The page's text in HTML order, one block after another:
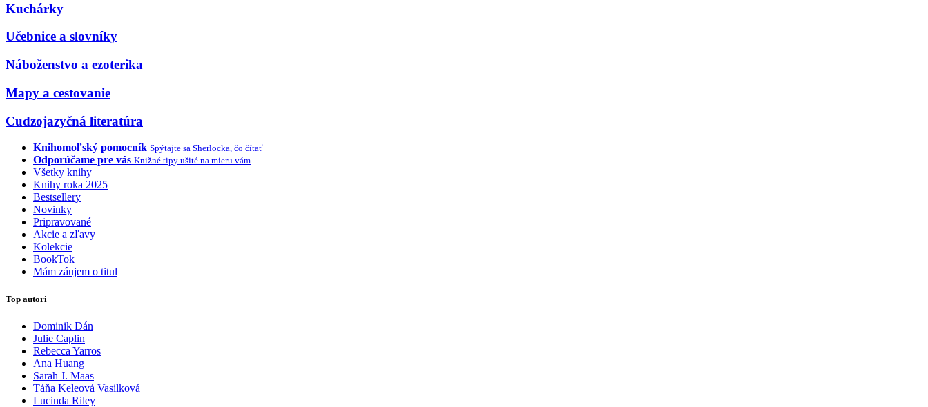
Kuchárky
Učebnice a slovníky
Náboženstvo a ezoterika
Mapy a cestovanie
Cudzojazyčná literatúra
Knihomoľský pomocník Spýtajte sa Sherlocka, čo čítať
Odporúčame pre vás Knižné tipy ušité na mieru vám
Všetky knihy
Knihy roka 2025
Bestsellery
Novinky
Pripravované
Akcie a zľavy
Kolekcie
BookTok
Mám záujem o titul
Top autori
Dominik Dán
Julie Caplin
Rebecca Yarros
Ana Huang
Sarah J. Maas
Táňa Keleová Vasilková
Lucinda Riley